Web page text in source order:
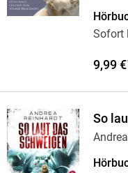
Sofort
9,99 €
So